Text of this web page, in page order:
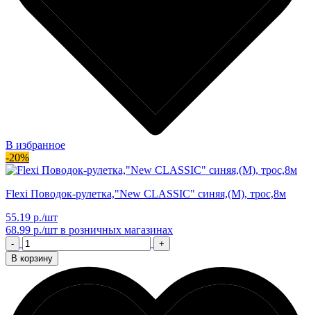
В избранное
-20%
Flexi Поводок-рулетка,"New CLASSIC" синяя,(М), трос,8м
55.19 р./шт
68.99 р./шт в розничных магазинах
-
+
В корзину